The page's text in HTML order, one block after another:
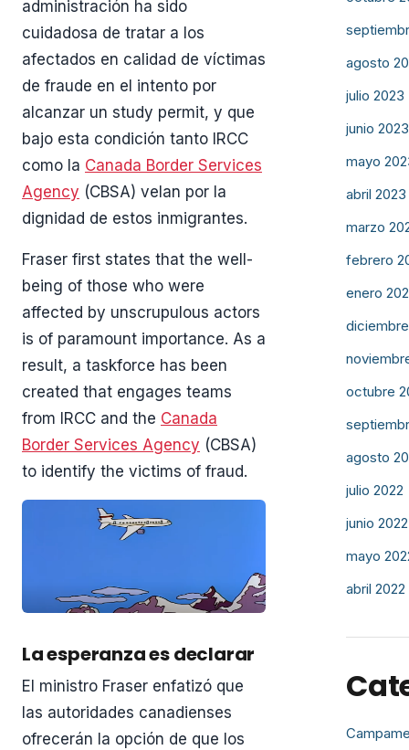
administración ha sido
cuidadosa de tratar a los
afectados en calidad de víctimas
de fraude en el intento por
alcanzar un study permit, y que
bajo esta condición tanto IRCC
como la Canada Border Services
Agency (CBSA) velan por la
dignidad de estos inmigrantes.
Fraser first states that the well-
being of those who were
affected by unscrupulous actors
is of paramount importance. As a
result, a taskforce has been
created that engages teams
from IRCC and the Canada
Border Services Agency (CBSA)
to identify the victims of fraud.
La esperanza es declarar
El ministro Fraser enfatizó que
las autoridades canadienses
ofrecerán la opción de que los
agosto
julio 2023
junio 2023
mayo
abril 2023
marzo
febrero
enero
octubre
agosto
julio 2022
junio 2022
mayo
abril 2022